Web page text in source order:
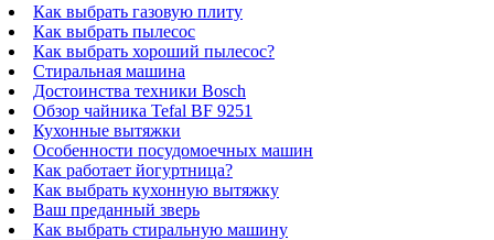
Как выбрать газовую плиту
Как выбрать пылесос
Как выбрать хороший пылесос?
Стиральная машина
Достоинства техники Bosch
Обзор чайника Tefal BF 9251
Кухонные вытяжки
Особенности посудомоечных машин
Как работает йогуртница?
Как выбрать кухонную вытяжку
Ваш преданный зверь
Как выбрать стиральную машину